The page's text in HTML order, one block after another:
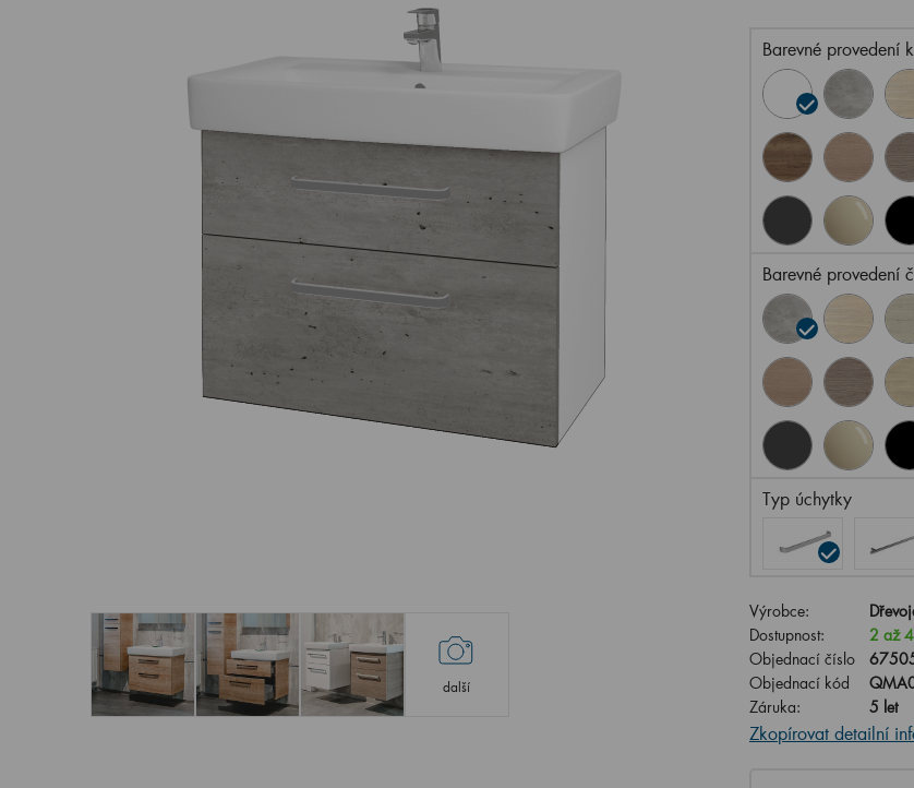
další
Barevné provedení
Barevné provedení
Typ úchytky
Výrobce:
Dostupnost:
2 až
Objednací číslo
Objednací kód
Záruka:
5 let
Zkopírovat detailní